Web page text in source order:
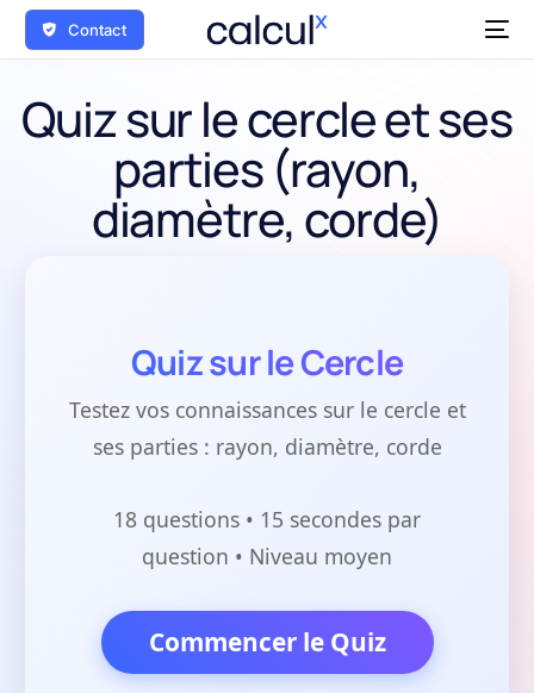
Contact
Quiz sur le cercle et ses
parties (rayon,
diamètre, corde)
Quiz sur le Cercle
Testez vos connaissances sur le cercle et
ses parties : rayon, diamètre, corde
18 questions • 15 secondes par
question • Niveau moyen
Commencer le Quiz